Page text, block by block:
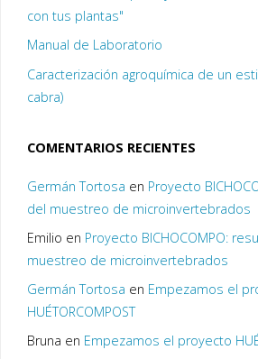
con tus plantas"
Manual de Laboratorio
Caracterización agroquímica de un
cabra)
COMENTARIOS RECIENTES
Germán Tortosa en Proyecto
del muestreo de microinvertebrados
Emilio en Proyecto BICHOCOMPO:
muestreo de microinvertebrados
Germán Tortosa en Empezamos el
HUÉTORCOMPOST
Bruna en Empezamos el proyecto